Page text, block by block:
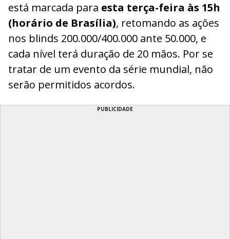
está marcada para esta terça-feira às 15h
(horário de Brasília), retomando as ações
nos blinds 200.000/400.000 ante 50.000, e
cada nível terá duração de 20 mãos. Por se
tratar de um evento da série mundial, não
serão permitidos acordos.
PUBLICIDADE